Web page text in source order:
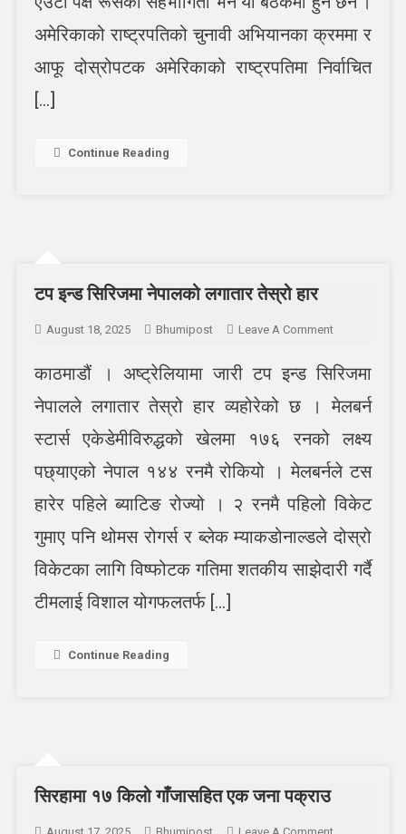
अमेरिकाको राष्ट्रपतिको चुनावी अभियानका क्रममा र
आफू दोस्रोपटक अमेरिकाको राष्ट्रपतिमा निर्वाचित
[…]
Continue Reading
टप इन्ड सिरिजमा नेपालको लगातार तेस्रो हार
August 18, 2025 Bhumipost Leave A CommentOn
इन्ड
नेपालको
लगातार
हार
काठमाडौं । अष्ट्रेलियामा जारी टप इन्ड सिरिजमा
नेपालले लगातार तेस्रो हार व्यहोरेको छ । मेलबर्न
स्टार्स एकेडेमीविरुद्धको खेलमा १७६ रनको लक्ष्य
पछ्याएको नेपाल १४४ रनमै रोकियो । मेलबर्नले टस
हारेर पहिले ब्याटिङ रोज्यो । २ रनमै पहिलो विकेट
गुमाए पनि थोमस रोगर्स र ब्लेक म्याकडोनाल्डले दोस्रो
विकेटका लागि विष्फोटक गतिमा शतकीय साझेदारी गर्दै
टीमलाई विशाल योगफलतर्फ […]
Continue Reading
सिरहामा १७ किलो गाँजासहित एक जना पक्राउ
On